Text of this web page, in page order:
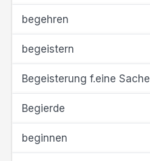
begehren
begeistern
Begeisterung f.eine Sache
Begierde
beginnen